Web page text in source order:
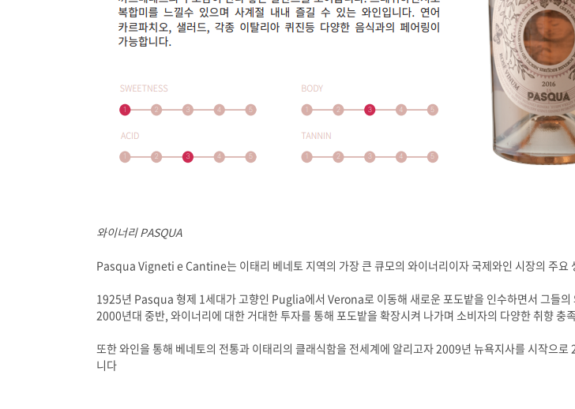
와이너리 PASQUA
Pasqua Vigneti e Cantine는 이태리 베네토 지역의 가장 큰 큐모의 와이너리이자 국제와인 시장의 주요
1925년 Pasqua 형제 1세대가 고향인 Puglia에서 Verona로 이동해 새로운 포도밭을 인수하면서 그들의
2000년대 중반, 와이너리에 대한 거대한 투자를 통해 포도밭을 확장시켜 나가며 소비자의 다양한 취향
니다